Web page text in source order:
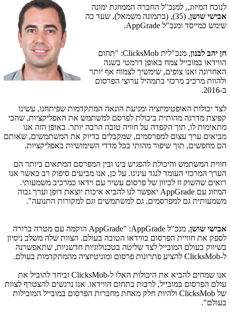
לנוכח המיזוג,, למנכ"ל החברה הממוזגת ימונה
אבישי שושן
, (35), (בתמונה משמאל), שעד כה
שימש כמייסד ומנכ"ל AppGrade
.
חן יהב לבנון, מנכ"לית ClicksMob: "תחום
הווידאו במובייל צמח באופן דרמטי בשנה
האחרונה ואנו צופים, שימשיך לצמוח אף יותר
ולהוות מרכיב מרכזי בתמהיל ערוצי הפרסום
ב-2016.
לצד יכולות האופטימיזציה ומניעת הונאה המתקדמות שפיתחנו, עשינו
קפיצת מדרגה מהותית ביכולת לפרסם למשתמש את האפליקציות, שהכי
מתאימות לו, תוך הקפדה על חוויה טובה הרבה יותר. באופן הזה אנו
מביאים ערך עצום למפרסמים, שמקבלים בדיוק את המשתמשים, שאותם
הם מחפשים, תוך שיפור מהותי בכל מדדי השימושיות באפליקציות.
חווית המשתמש והיכולת להפגיש בינו ובין המפרסם המתאים ביותר הם
הערך המרכזי העומד לנגד עינינו. על כן, אנו מביעים סיפוק רב כאשר אנו
רואים שהשוק זז לכיוון של פרסום עשיר עם וידאו כמרכיב משמעותי.
המיזוג עם AppGrade יאפשר לנו להביא איכות יוצאת דופן וערך גבוה
משמעותית גם למפרסמים, גם למשתמשים וגם למקורות התנועה".
אבישי שושן, מנכ"ל AppGrade
: "
AppGrade הוקמה עם מטרה ברורה
לספק את חוויית הפרסום בווידאו הטובה בעולם. הצוות שלה משלב ניסיון
בשיווק בעולם המובייל לצד שליטה בטכנולוגיות חדשניות, שתאפשרנה
ל-ClicksMob להציע פתרונות פרסום ומוניטיזציה מהמתקדמות בעולם.
אנו שמחים להביא את היכולות האלו ל-ClicksMob וביחד להוביל את
עולם הפרסום במובייל, לרבות בתחום הווידאו. אנו נרגשים להצטרף לצוות
של ClicksMob ולהיות חלק מאחת מחברות הפרסום במובייל המובילות
בעולם".